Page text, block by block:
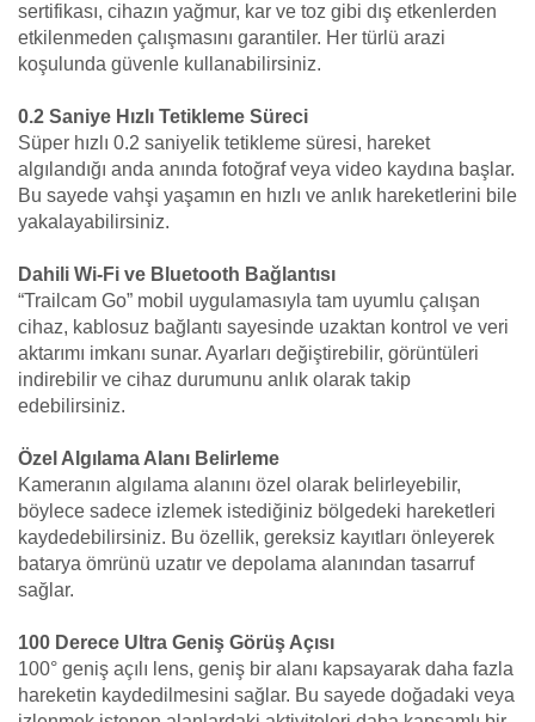
sertifikası, cihazın yağmur, kar ve toz gibi dış etkenlerden
etkilenmeden çalışmasını garantiler. Her türlü arazi
koşulunda güvenle kullanabilirsiniz.
0.2 Saniye Hızlı Tetikleme Süreci
Süper hızlı 0.2 saniyelik tetikleme süresi, hareket
algılandığı anda anında fotoğraf veya video kaydına başlar.
Bu sayede vahşi yaşamın en hızlı ve anlık hareketlerini bile
yakalayabilirsiniz.
Dahili Wi-Fi ve Bluetooth Bağlantısı
“Trailcam Go” mobil uygulamasıyla tam uyumlu çalışan
cihaz, kablosuz bağlantı sayesinde uzaktan kontrol ve veri
aktarımı imkanı sunar. Ayarları değiştirebilir, görüntüleri
indirebilir ve cihaz durumunu anlık olarak takip
edebilirsiniz.
Özel Algılama Alanı Belirleme
Kameranın algılama alanını özel olarak belirleyebilir,
böylece sadece izlemek istediğiniz bölgedeki hareketleri
kaydedebilirsiniz. Bu özellik, gereksiz kayıtları önleyerek
batarya ömrünü uzatır ve depolama alanından tasarruf
sağlar.
100 Derece Ultra Geniş Görüş Açısı
100° geniş açılı lens, geniş bir alanı kapsayarak daha fazla
hareketin kaydedilmesini sağlar. Bu sayede doğadaki veya